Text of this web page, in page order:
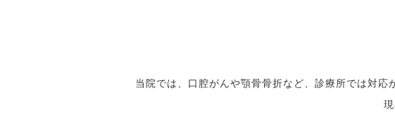
当院では、口腔がんや顎骨骨折など、診療所では対応